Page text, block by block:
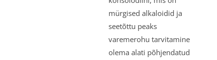
mürgised alkaloidid ja
seetõttu peaks
varemerohu tarvitamine
olema alati põhjendatud